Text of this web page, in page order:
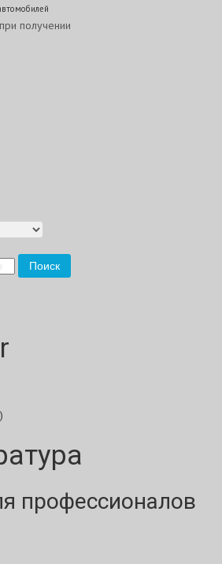
получении
Поиск
профессионалов